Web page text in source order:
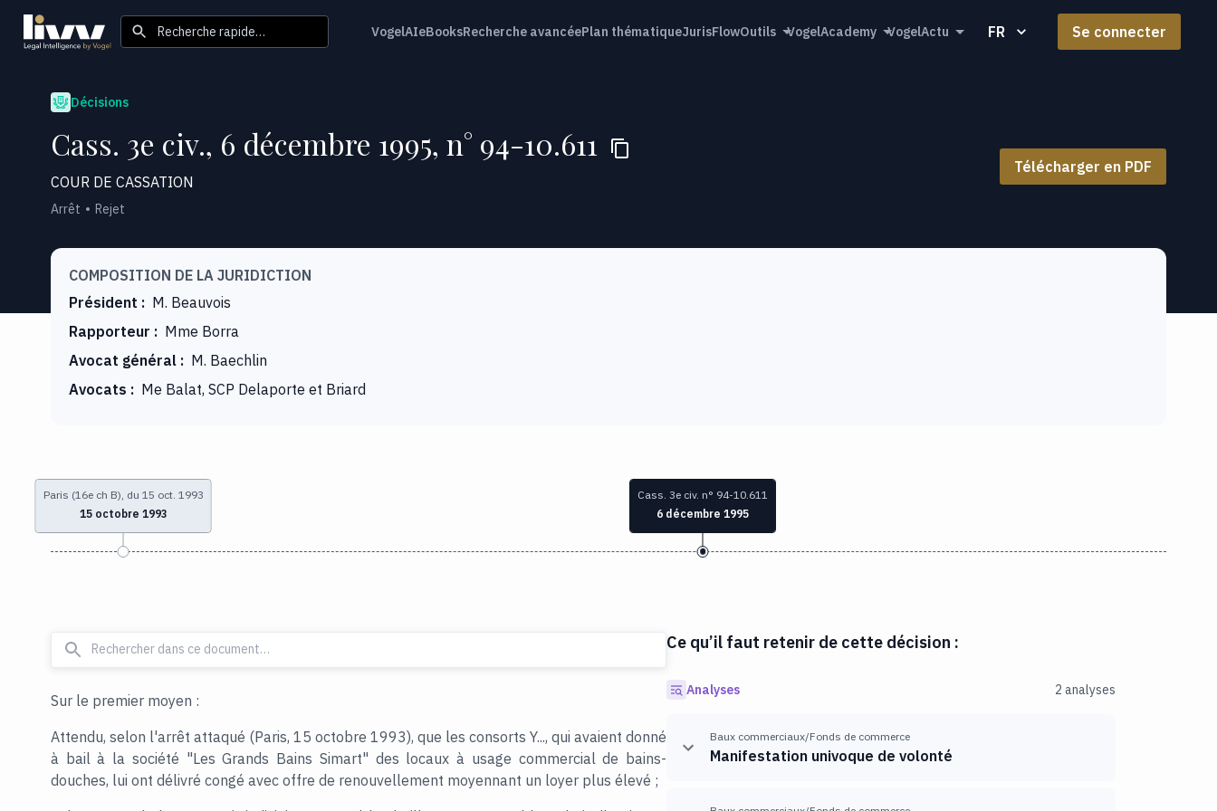
Recherche rapide… VogelAIeBooksRecherche avancéePlan thématiqueJurisFlowOutils VogelAcademy VogelActu FR Se connecter
Décisions
Cass. 3e civ., 6 décembre 1995, n° 94-10.611
COUR DE CASSATION
Télécharger en PDF
Arrêt Rejet
COMPOSITION DE LA JURIDICTION
Président : M. Beauvois
Rapporteur : Mme Borra
Avocat général : M. Baechlin
Avocats : Me Balat, SCP Delaporte et Briard
Paris (16e ch B), du 15 oct. 1993
15 octobre 1993
Cass. 3e civ. n° 94-10.611
6 décembre 1995
Sur le premier moyen :
Attendu, selon l'arrêt attaqué (Paris, 15 octobre 1993), que les consorts Y..., qui avaient donné
à bail à la société "Les Grands Bains Simart" des locaux à usage commercial de bains-
douches, lui ont délivré congé avec offre de renouvellement moyennant un loyer plus élevé ;
Ce qu’il faut retenir de cette décision :
Analyses 2 analyses
Baux commerciaux/Fonds de commerce
Manifestation univoque de volonté